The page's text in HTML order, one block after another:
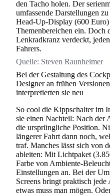
den Tacho holen. Der
umfassende Darstellungen
Head-Up-Display (600 Euro)
Themenbereichen ein. Doch
Lenkradkranz verdeckt,
Fahrers.
Quelle: Steven Raunheimer
Bei der Gestaltung des
Designer an frühen
interpretierten sie neu
So cool die Kippschalter im
sie einen Nachteil: Nach der
die ursprüngliche Position.
längerer Fahrt dann noch,
traf. Manches lässt sich von
ableiten: Mit Lichtpaket
Farbe von Ambiente-
Einstellungen an. Bei der
Screens bringt praktisch
etwas muss man mögen.